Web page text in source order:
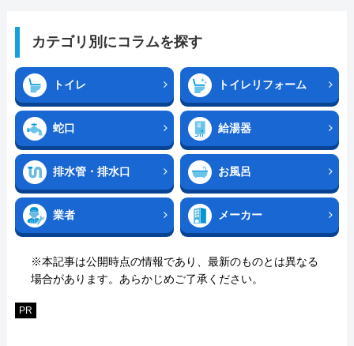
カテゴリ別にコラムを探す
トイレ トイレリフォーム
蛇口 給湯器
排水管・排水口 お風呂
業者 メーカー
※本記事は公開時点の情報であり、最新のものとは異なる
場合があります。あらかじめご了承ください。
PR